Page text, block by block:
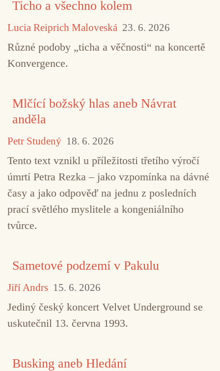
Ticho a všechno kolem
Lucia Reiprich Maloveská 23. 6. 2026
Různé podoby „ticha a věčnosti“ na koncertě
Konvergence.
Mlčící božský hlas aneb Návrat
anděla
Petr Studený 18. 6. 2026
Tento text vznikl u příležitosti třetího výročí
úmrtí Petra Rezka – jako vzpomínka na dávné
časy a jako odpověď na jednu z posledních
prací světlého myslitele a kongeniálního
tvůrce.
Sametové podzemí v Pakulu
Jiří Andrs 15. 6. 2026
Jediný český koncert Velvet Underground se
uskutečnil 13. června 1993.
Busking aneb Hledání